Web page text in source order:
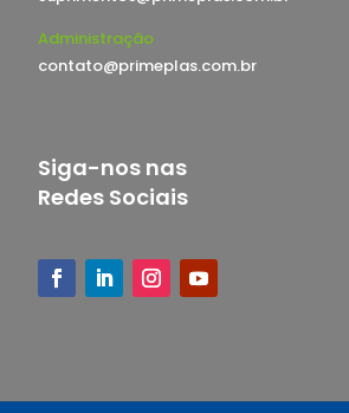
Administração
contato@primeplas.com.br
Siga-nos nas
Redes Sociais